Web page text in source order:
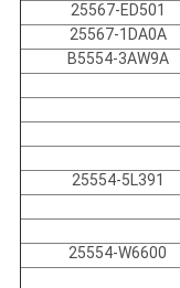
25567-ED501
25567-1DA0A
B5554-3AW9A
25554-5L391
25554-W6600